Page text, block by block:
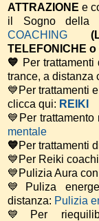
ATTRAZIONE e
il Sogno della
COACHING
TELEFONICHE
💙 Per
trance, a distanza
💙Per trattamenti
clicca qui: REIKI
💙Per
mentale
💙Per trattamenti
💙Per Reiki
💙Pulizia Aura
💙Puliza
distanza: Pulizia
💙Per